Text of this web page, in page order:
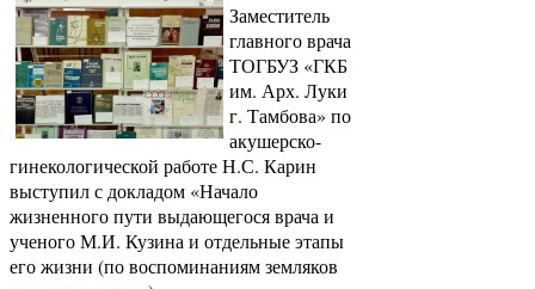
Заместитель
главного врача
ТОГБУЗ «ГКБ
им. Арх. Луки
г. Тамбова» по
акушерско-
гинекологической работе Н.С. Карин
выступил с докладом «Начало
жизненного пути выдающегося врача и
ученого М.И. Кузина и отдельные этапы
его жизни (по воспоминаниям земляков